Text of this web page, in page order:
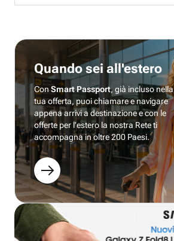
Quando sei all'estero
ConSmart Passport, già incluso nella
tua offerta, puoi chiamare e navigare
appena arrivi a destinazione e con le
offerte per l’estero la nostra Rete ti
accompagna in oltre 200 Paesi.